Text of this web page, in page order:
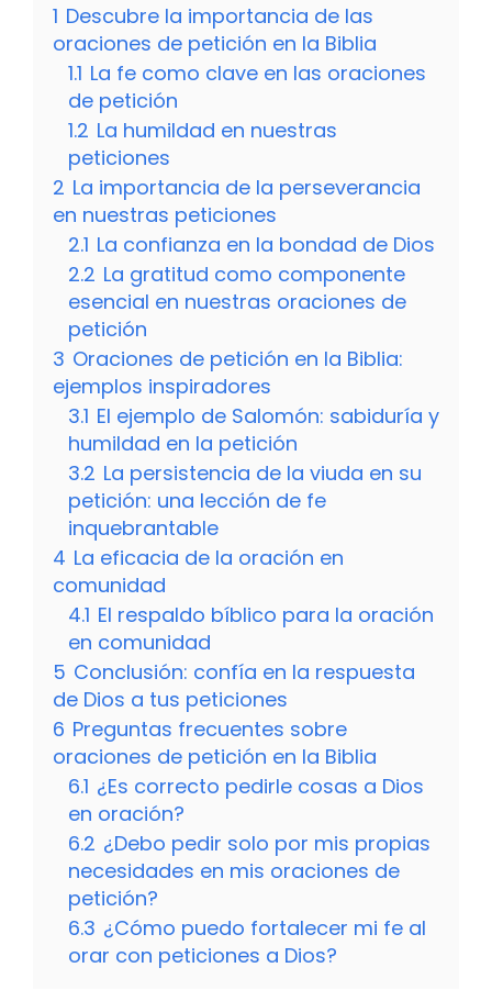
1 Descubre la importancia de las
oraciones de petición en la Biblia
1.1 La fe como clave en las oraciones
de petición
1.2 La humildad en nuestras
peticiones
2 La importancia de la perseverancia
en nuestras peticiones
2.1 La confianza en la bondad de Dios
2.2 La gratitud como componente
esencial en nuestras oraciones de
petición
3 Oraciones de petición en la Biblia:
ejemplos inspiradores
3.1 El ejemplo de Salomón: sabiduría y
humildad en la petición
3.2 La persistencia de la viuda en su
petición: una lección de fe
inquebrantable
4 La eficacia de la oración en
comunidad
4.1 El respaldo bíblico para la oración
en comunidad
5 Conclusión: confía en la respuesta
de Dios a tus peticiones
6 Preguntas frecuentes sobre
oraciones de petición en la Biblia
6.1 ¿Es correcto pedirle cosas a Dios
en oración?
6.2 ¿Debo pedir solo por mis propias
necesidades en mis oraciones de
petición?
6.3 ¿Cómo puedo fortalecer mi fe al
orar con peticiones a Dios?